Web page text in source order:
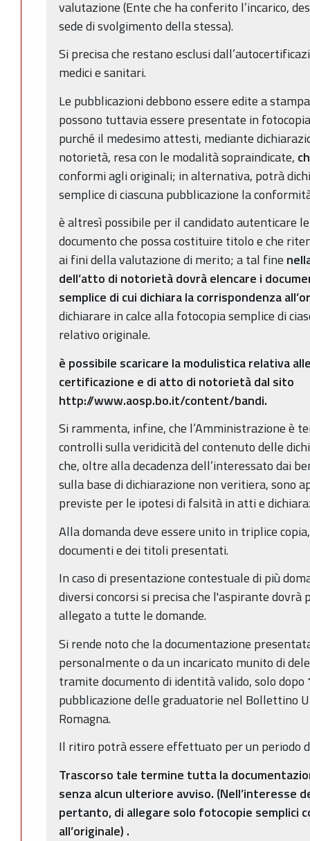
valutazione (Ente che ha conferito l’incarico,
sede di svolgimento della stessa).
Si precisa che restano esclusi
medici e sanitari.
Le pubblicazioni debbono essere edite a
possono tuttavia essere presentate in
purché il medesimo attesti, mediante
notorietà, resa con le modalità sopraindicate,
conformi agli originali; in alternativa, potrà
semplice di ciascuna pubblicazione la
è altresì possibile per il candidato autenticare
documento che possa costituire titolo e che
ai fini della valutazione di merito; a tal fine
dell’atto di notorietà dovrà elencare i
semplice di cui dichiara la corrispondenza
dichiarare in calce alla fotocopia semplice di
relativo originale.
è possibile scaricare la modulistica relativa
certificazione e di atto di notorietà dal sito
http://www.aosp.bo.it/content/bandi.
Si rammenta, infine, che l’Amministrazione è
controlli sulla veridicità del contenuto delle
che, oltre alla decadenza dell’interessato dai
sulla base di dichiarazione non veritiera, sono
previste per le ipotesi di falsità in atti e
Alla domanda deve essere unito in triplice
documenti e dei titoli presentati.
In caso di presentazione contestuale di più
diversi concorsi si precisa che l'aspirante
allegato a tutte le domande.
Si rende noto che la documentazione
personalmente o da un incaricato munito di
tramite documento di identità valido, solo dopo
pubblicazione delle graduatorie nel Bollettino
Romagna.
Il ritiro potrà essere effettuato per un periodo
Trascorso tale termine tutta la
senza alcun ulteriore avviso. (Nell’interesse
pertanto, di allegare solo fotocopie semplici
all’originale) .